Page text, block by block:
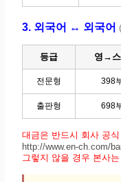
3. 외국어 ↔ 외국어
등급 영→
전문형 398
출판형 698
대금은 반드시 회사 공
http://www.en-ch.com/
그렇지 않을 경우 본사